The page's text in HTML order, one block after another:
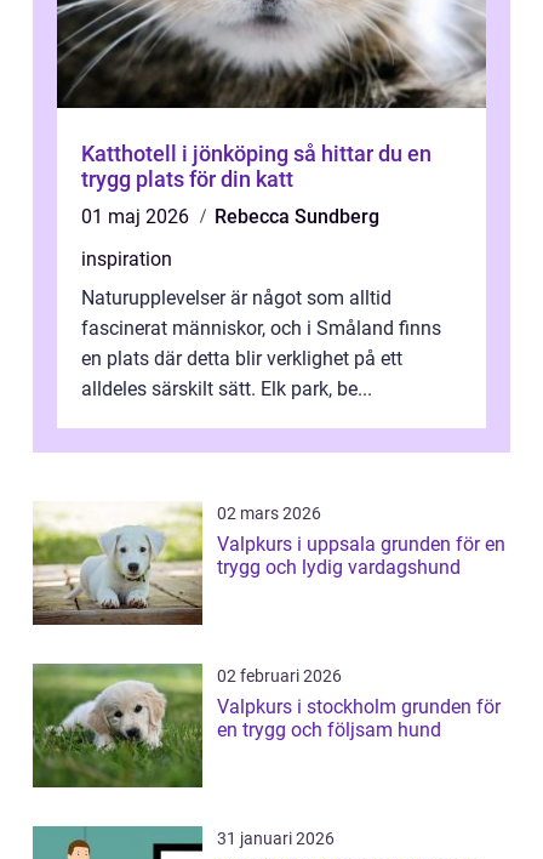
Katthotell i jönköping så hittar du en
trygg plats för din katt
01 maj 2026
Rebecca Sundberg
inspiration
Naturupplevelser är något som alltid
fascinerat människor, och i Småland finns
en plats där detta blir verklighet på ett
alldeles särskilt sätt. Elk park, be...
02 mars 2026
Valpkurs i uppsala grunden för en
trygg och lydig vardagshund
02 februari 2026
Valpkurs i stockholm grunden för
en trygg och följsam hund
31 januari 2026